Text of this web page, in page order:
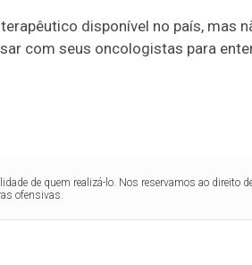
disponível no país, mas
com seus oncologistas para
de quem realizá-lo. Nos reservamos ao direito
ofensivas.